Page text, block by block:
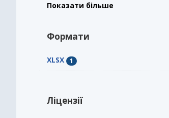
Показати більше
Формати
XLSX 1
Ліцензії